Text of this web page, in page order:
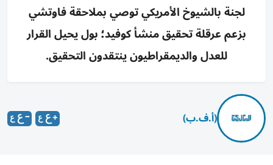
لجنة بالشيوخ الأمريكي توصي بملاحقة فاوتشي
بزعم عرقلة تحقيق منشأ كوفيد؛ بول يحيل القرار
للعدل والديمقراطيون ينتقدون التحقيق.
(أ.ف.ب)